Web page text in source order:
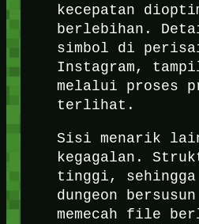
kecepatan
berlebihan.
simbol di perisai
Instagram,
melalui proses
terlihat.
Sisi menarik lain
kegagalan.
tinggi,
dungeon
memecah file